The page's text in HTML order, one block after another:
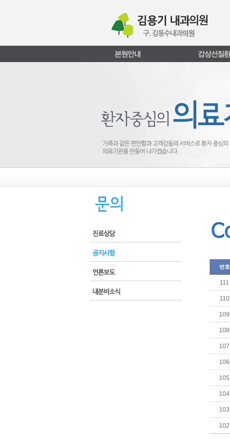
번호
111
110
109
108
107
106
105
104
103
102